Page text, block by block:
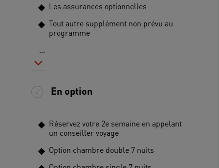
Les assurances optionnelles
Tout autre supplément non prévu au
programme
...
En option
Réservez votre 2e semaine en appelant
un conseiller voyage
Option chambre double 7 nuits